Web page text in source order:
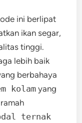
ini berlipat
ikan segar,
tinggi.
lebih baik
berbahaya
kolamyang
ternak